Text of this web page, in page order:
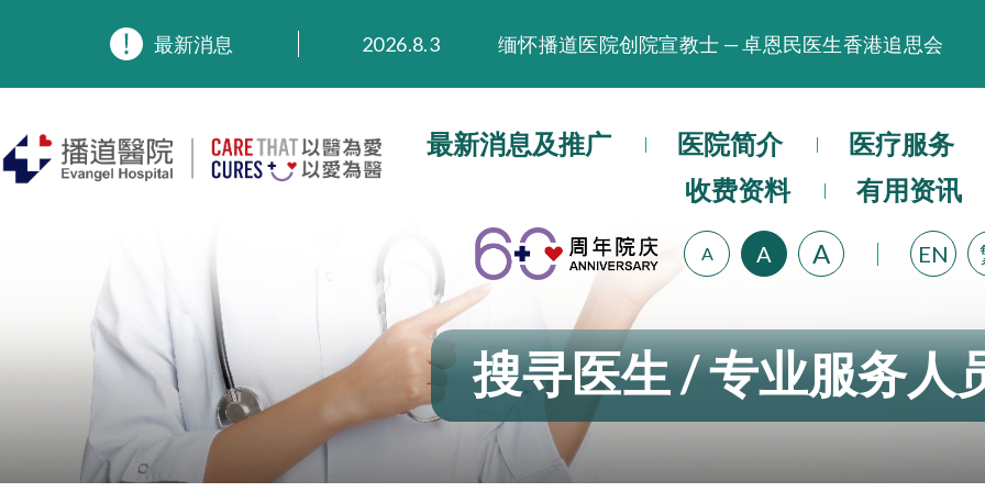
最新消息 2026.8.3
缅怀播道医院创院宣教士 — 卓恩民医生香港追思会
2025.9.23
2025.8.4
播道医院体检服务获客户正面评价
播道医院手机App已推出查阅病歷记录及求诊资料功能
最新消息及推广 医院简介
医疗服务
收费资料
有用资讯
A A A EN
搜寻医生 / 专业服务人